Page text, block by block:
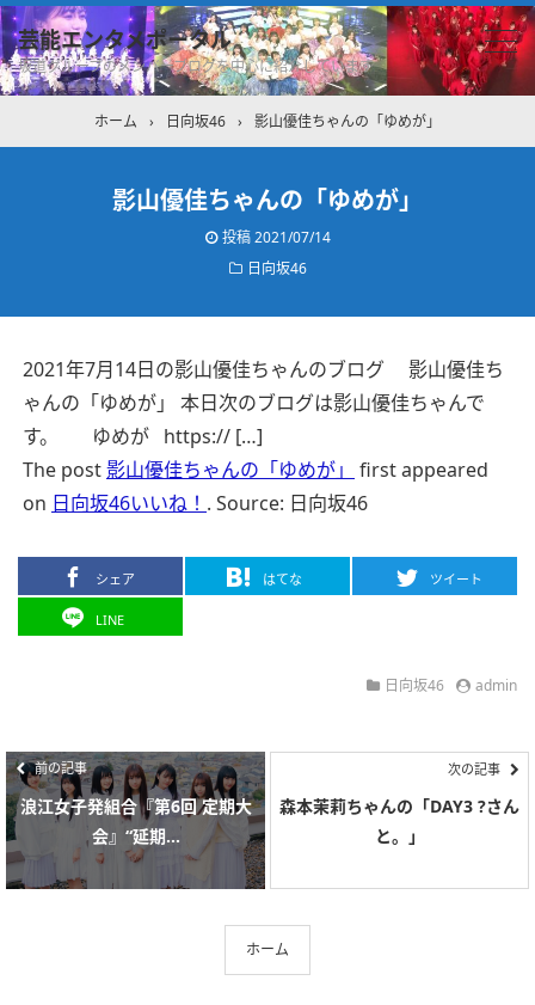
芸能エンタメポータル
坂道グループのメンバーブログを中心に紹介しています
ホーム › 日向坂46 › 影山優佳ちゃんの「ゆめが」
影山優佳ちゃんの「ゆめが」
投稿2021/07/14
日向坂46
2021年7月14日の影山優佳ちゃんのブログ 影山優佳ち
ゃんの「ゆめが」 本日次のブログは影山優佳ちゃんで
す。 ゆめが https:// […]
The post影山優佳ちゃんの「ゆめが」
first appeared
on 日向坂46いいね！ . Source: 日向坂46
シェア はてな ツイート
LINE
日向坂46 admin
前の記事
浪江女子発組合『第6回 定期大
会』“延期...
次の記事
森本茉莉ちゃんの「DAY3 ?さん
と。」
ホーム